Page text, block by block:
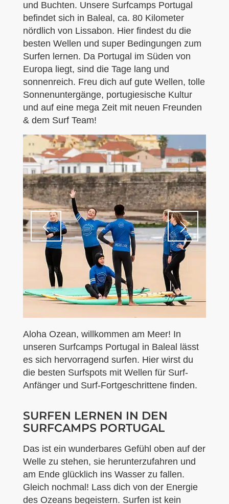
und Buchten. Unsere Surfcamps Portugal
befindet sich in Baleal, ca. 80 Kilometer
nördlich von Lissabon. Hier findest du die
besten Wellen und super Bedingungen zum
Surfen lernen. Da Portugal im Süden von
Europa liegt, sind die Tage lang und
sonnenreich. Freu dich auf gute Wellen, tolle
Sonnenuntergänge, portugiesische Kultur
und auf eine mega Zeit mit neuen Freunden
& dem Surf Team!
Aloha Ozean, willkommen am Meer! In
unseren Surfcamps Portugal in Baleal lässt
es sich hervorragend surfen. Hier wirst du
die besten Surfspots mit Wellen für Surf-
Anfänger und Surf-Fortgeschrittene finden.
SURFEN LERNEN IN DEN
SURFCAMPS PORTUGAL
Das ist ein wunderbares Gefühl oben auf der
Welle zu stehen, sie herunterzufahren und
am Ende glücklich ins Wasser zu fallen.
Gleich nochmal! Lass dich von der Energie
des Ozeans begeistern. Surfen ist kein